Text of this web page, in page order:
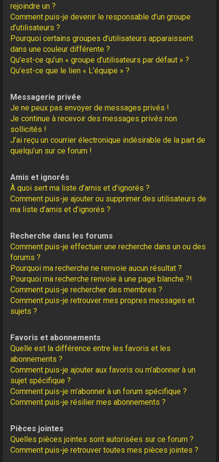
rejoindre un ?
Comment puis-je devenir le responsable d’un groupe
d’utilisateurs ?
Pourquoi certains groupes d’utilisateurs apparaissent
dans une couleur différente ?
Qu’est-ce qu’un « groupe d’utilisateurs par défaut » ?
Qu’est-ce que le lien « L’équipe » ?
Messagerie privée
Je ne peux pas envoyer de messages privés !
Je continue à recevoir des messages privés non
sollicités !
J’ai reçu un courrier électronique indésirable de la part de
quelqu’un sur ce forum !
Amis et ignorés
À quoi sert ma liste d’amis et d’ignorés ?
Comment puis-je ajouter ou supprimer des utilisateurs de
ma liste d’amis et d’ignorés ?
Recherche dans les forums
Comment puis-je effectuer une recherche dans un ou des
forums ?
Pourquoi ma recherche ne renvoie aucun résultat ?
Pourquoi ma recherche renvoie à une page blanche ?!
Comment puis-je rechercher des membres ?
Comment puis-je retrouver mes propres messages et
sujets ?
Favoris et abonnements
Quelle est la différence entre les favoris et les
abonnements ?
Comment puis-je ajouter aux favoris ou m’abonner à un
sujet spécifique ?
Comment puis-je m’abonner à un forum spécifique ?
Comment puis-je résilier mes abonnements ?
Pièces jointes
Quelles pièces jointes sont autorisées sur ce forum ?
Comment puis-je retrouver toutes mes pièces jointes ?